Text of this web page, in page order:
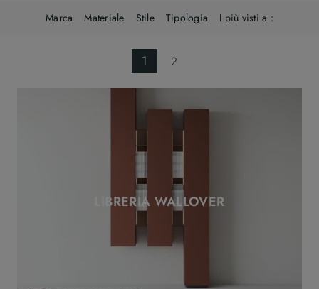
Marca Materiale Stile Tipologia I più visti a :
1 2
LIBRERIA WALLOVER